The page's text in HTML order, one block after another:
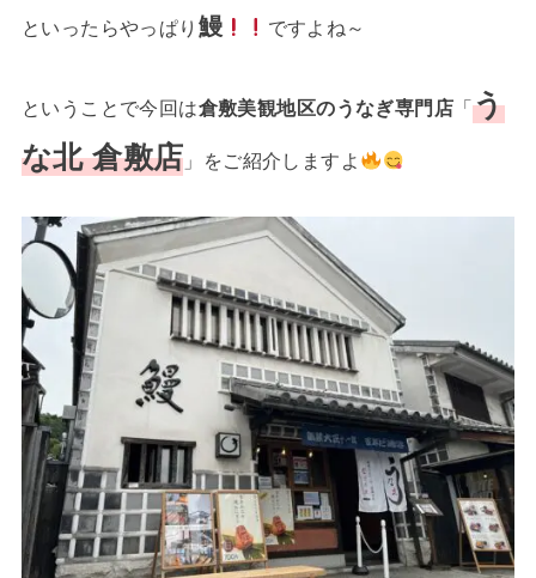
といったらやっぱり 鰻 ですよね～
ということで今回は倉敷美観地区のうなぎ専門店「う
な北 倉敷店 」をご紹介しますよ